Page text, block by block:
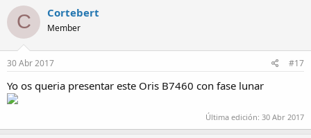
C Cortebert
Member
30 Abr 2017 #17
Yo os queria presentar este Oris B7460 con fase lunar
Última edición: 30 Abr 2017